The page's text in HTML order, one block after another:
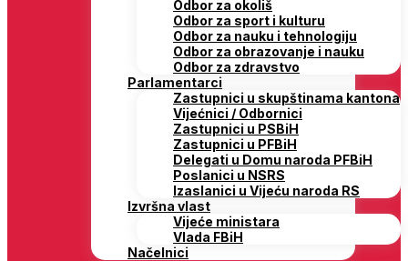
Odbor za okoliš
Odbor za sport i kulturu
Odbor za nauku i tehnologiju
Odbor za obrazovanje i nauku
Odbor za zdravstvo
Parlamentarci
Zastupnici u skupštinama kantona
Vijećnici / Odbornici
Zastupnici u PSBiH
Zastupnici u PFBiH
Delegati u Domu naroda PFBiH
Poslanici u NSRS
Izaslanici u Vijeću naroda RS
Izvršna vlast
Vijeće ministara
Vlada FBiH
Načelnici